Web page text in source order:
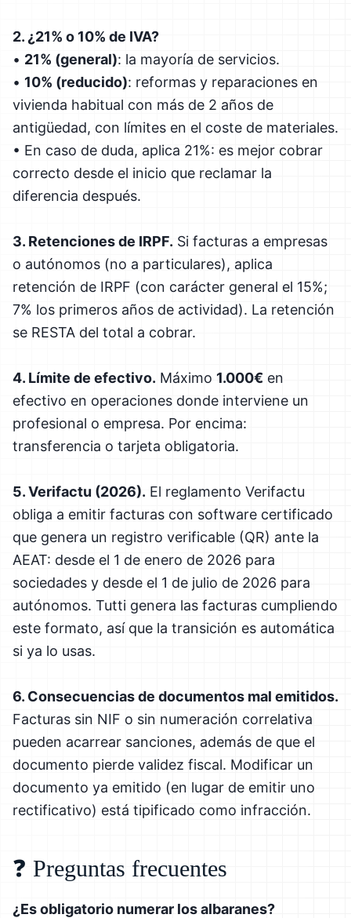
2. ¿21% o 10% de IVA?
• 21% (general): la mayoría de servicios.
• 10% (reducido): reformas y reparaciones en
vivienda habitual con más de 2 años de
antigüedad, con límites en el coste de materiales.
• En caso de duda, aplica 21%: es mejor cobrar
correcto desde el inicio que reclamar la
diferencia después.
3. Retenciones de IRPF. Si facturas a empresas
o autónomos (no a particulares), aplica
retención de IRPF (con carácter general el 15%;
7% los primeros años de actividad). La retención
se RESTA del total a cobrar.
4. Límite de efectivo. Máximo 1.000€ en
efectivo en operaciones donde interviene un
profesional o empresa. Por encima:
transferencia o tarjeta obligatoria.
5. Verifactu (2026). El reglamento Verifactu
obliga a emitir facturas con software certificado
que genera un registro verificable (QR) ante la
AEAT: desde el 1 de enero de 2026 para
sociedades y desde el 1 de julio de 2026 para
autónomos. Tutti genera las facturas cumpliendo
este formato, así que la transición es automática
si ya lo usas.
6. Consecuencias de documentos mal emitidos.
Facturas sin NIF o sin numeración correlativa
pueden acarrear sanciones, además de que el
documento pierde validez fiscal. Modificar un
documento ya emitido (en lugar de emitir uno
rectificativo) está tipificado como infracción.
❓ Preguntas frecuentes
¿Es obligatorio numerar los albaranes?